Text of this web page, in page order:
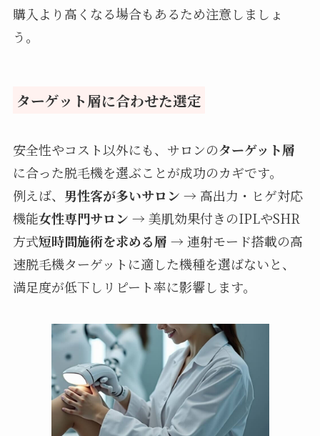
購入より高くなる場合もあるため注意しましょ
う。
ターゲット層に合わせた選定
安全性やコスト以外にも、サロンのターゲット層
に合った脱毛機を選ぶことが成功のカギです。
例えば、 男性客が多いサロン → 高出力・ヒゲ対応
機能女性専門サロン → 美肌効果付きのIPLやSHR
方式短時間施術を求める層 → 連射モード搭載の高
速脱毛機ターゲットに適した機種を選ばないと、
満足度が低下しリピート率に影響します。